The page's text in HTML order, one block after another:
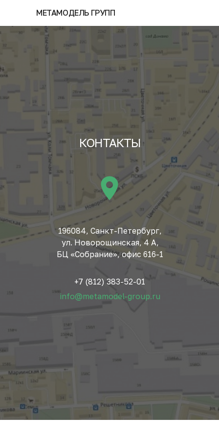
МЕТАМОДЕЛЬ ГРУПП
КОНТАКТЫ
info@metamodel-group.ru
+7 (812) 383-52-01
196084, Санкт-Петербург,
ул. Новорощинская, 4 А,
БЦ «Собрание», офис 616-1